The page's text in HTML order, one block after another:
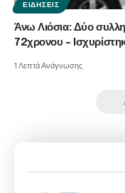
ΕΙΔΉΣΕΙΣ
Άνω Λιόσια: Δύο
72χρονου –
1 Λεπτά Ανάγνωσης